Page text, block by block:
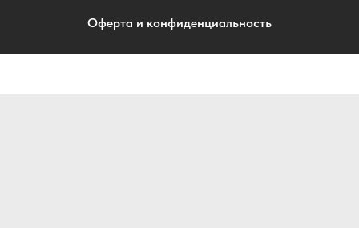
Оферта и конфиденциальность